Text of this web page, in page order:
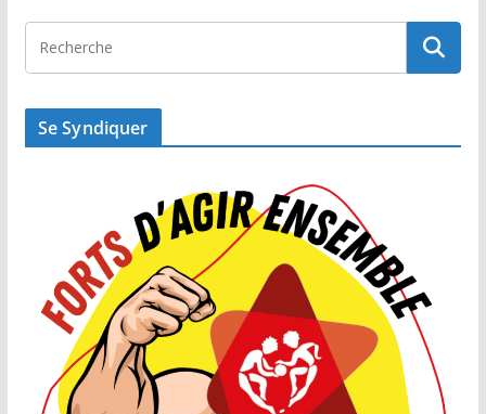
Se Syndiquer